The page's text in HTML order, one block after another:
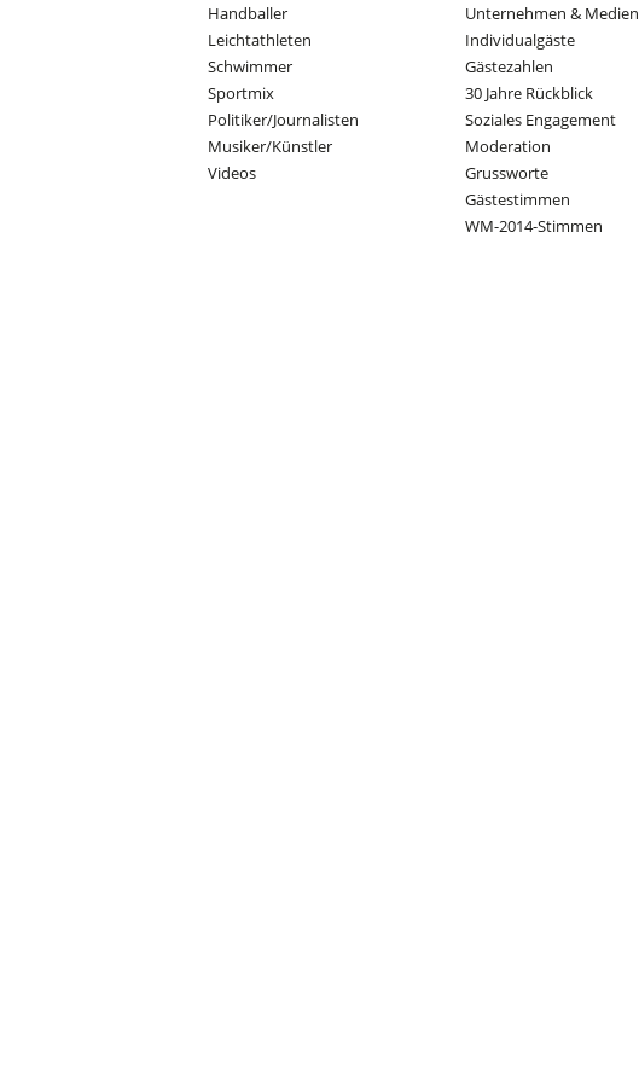
Handballer
Leichtathleten
Schwimmer
Sportmix
Politiker/Journalisten
Musiker/Künstler
Videos
Unternehmen & Medien
Individualgäste
Gästezahlen
30 Jahre Rückblick
Soziales Engagement
Moderation
Grussworte
Gästestimmen
WM-2014-Stimmen